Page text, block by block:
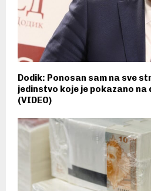
Dodik: Ponosan sam na sve
jedinstvo koje je pokazano
(VIDEO)